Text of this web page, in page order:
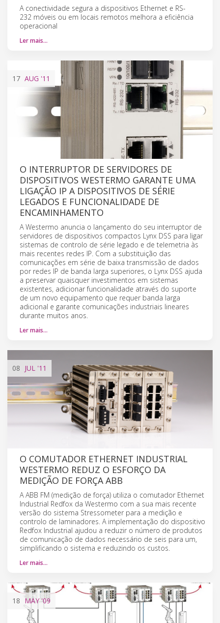
A conectividade segura a dispositivos Ethernet e RS-
232 móveis ou em locais remotos melhora a eficiência
operacional
Ler mais…
17 AUG '11
O INTERRUPTOR DE SERVIDORES DE
DISPOSITIVOS WESTERMO GARANTE UMA
LIGAÇÃO IP A DISPOSITIVOS DE SÉRIE
LEGADOS E FUNCIONALIDADE DE
ENCAMINHAMENTO
A Westermo anuncia o lançamento do seu interruptor de
servidores de dispositivos compactos Lynx DSS para ligar
sistemas de controlo de série legado e de telemetria às
mais recentes redes IP. Com a substituição das
comunicações em série de baixa transmissão de dados
por redes IP de banda larga superiores, o Lynx DSS ajuda
a preservar quaisquer investimentos em sistemas
existentes, adicionar funcionalidade através do suporte
de um novo equipamento que requer banda larga
adicional e garante comunicações industriais lineares
durante muitos anos.
Ler mais…
08 JUL '11
O COMUTADOR ETHERNET INDUSTRIAL
WESTERMO REDUZ O ESFORÇO DA
MEDIÇÃO DE FORÇA ABB
A ABB FM (medição de força) utiliza o comutador Ethernet
Industrial Redfox da Westermo com a sua mais recente
versão do sistema Stressometer para a medição e
controlo de laminadores. A implementação do dispositivo
Redfox Industrial ajudou a reduzir o número de produtos
de comunicação de dados necessário de seis para um,
simplificando o sistema e reduzindo os custos.
Ler mais…
18 MAY'09